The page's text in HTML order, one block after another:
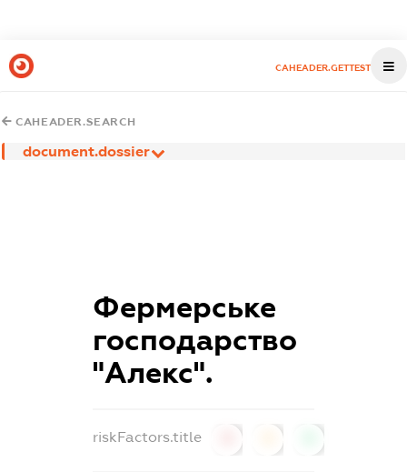
CAHEADER.GETTEST
CAHEADER.SEARCH
document.dossier
Фермерське
господарство
"Алекс".
riskFactors.title